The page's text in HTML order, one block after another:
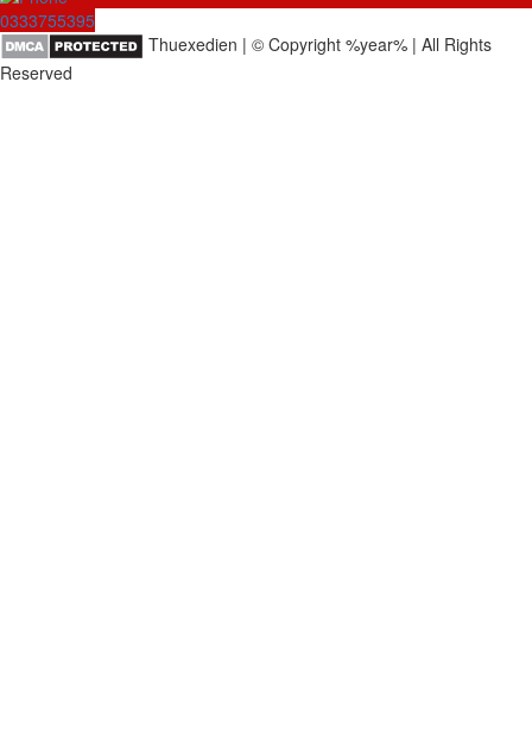
0333755395
Thuexedien | © Copyright %year% | All Rights
Reserved